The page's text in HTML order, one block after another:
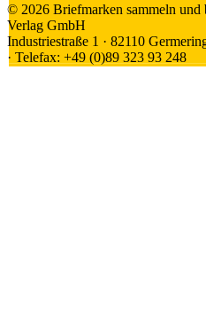
© 2026 Briefmarken sammeln und
Verlag GmbH
Industriestraße 1 · 82110
· Telefax: +49 (0)89 323 93 248